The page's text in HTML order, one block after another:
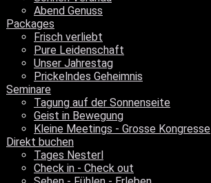
Abend Genuss
Packages
Frisch verliebt
Pure Leidenschaft
Unser Jahrestag
Prickelndes Geheimnis
Seminare
Tagung auf der Sonnenseite
Geist in Bewegung
Kleine Meetings - Grosse Kongresse
Direkt buchen
Tages Nesterl
Check in - Check out